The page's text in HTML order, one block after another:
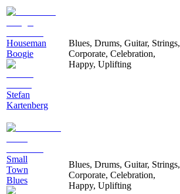
Houseman
Boogie
Stefan
Kartenberg
Blues, Drums, Guitar, Strings,
Corporate, Celebration,
Happy, Uplifting
Small
Town
Blues
Blues, Drums, Guitar, Strings,
Corporate, Celebration,
Happy, Uplifting